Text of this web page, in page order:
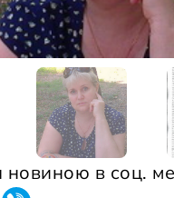
новиною в соц.